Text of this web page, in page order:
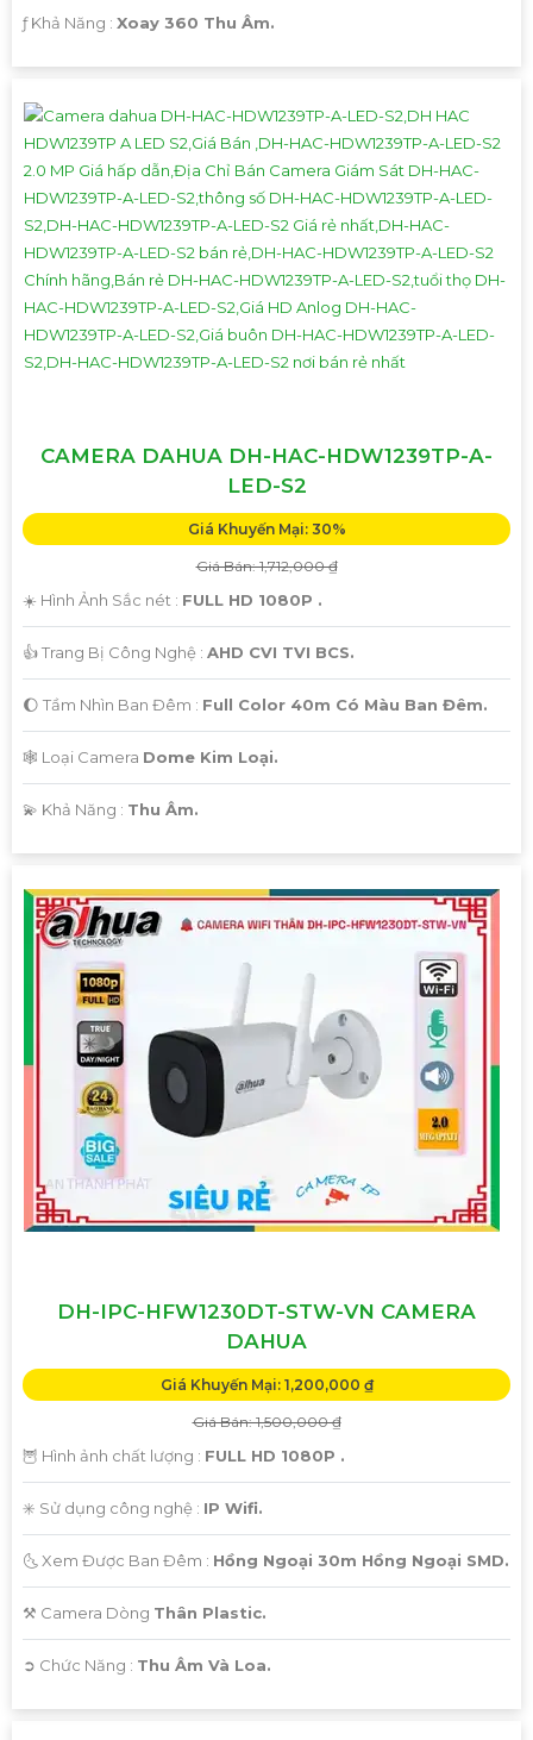
️ƒ Khả Năng : Xoay 360 Thu Âm.
CAMERA DAHUA DH-HAC-HDW1239TP-A-
LED-S2
Giá Khuyến Mại: 30%
Giá Bán: 1,712,000 ₫
☀️ Hình Ảnh Sắc nét : FULL HD 1080P .
👍 Trang Bị Công Nghệ : AHD CVI TVI BCS.
🌔 Tầm Nhìn Ban Đêm : Full Color 40m Có Màu Ban Đêm.
🕸️ Loại Camera Dome Kim Loại.
️💫 Khả Năng : Thu Âm.
DH-IPC-HFW1230DT-STW-VN CAMERA
DAHUA
Giá Khuyến Mại: 1,200,000 ₫
Giá Bán: 1,500,000 ₫
🦉 Hình ảnh chất lượng : FULL HD 1080P .
✳️ Sử dụng công nghệ : IP Wifi.
🌜 Xem Được Ban Đêm : Hồng Ngoại 30m Hồng Ngoại SMD.
⚒ Camera Dòng Thân Plastic.
️➲ Chức Năng : Thu Âm Và Loa.